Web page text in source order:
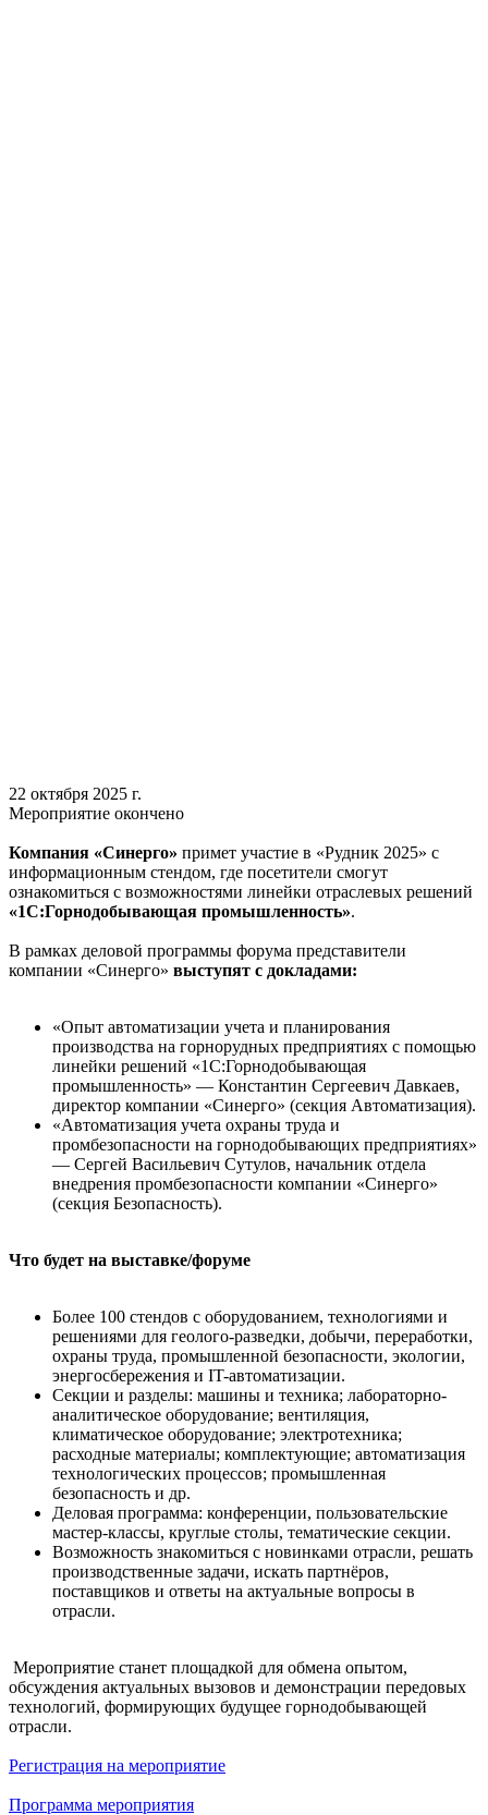
22 октября 2025 г.
Мероприятие окончено
Компания «Синерго» примет участие в «Рудник 2025» с
информационным стендом, где посетители смогут
ознакомиться с возможностями линейки отраслевых решений
«1С:Горнодобывающая промышленность».
В рамках деловой программы форума представители
компании «Синерго» выступят с докладами:
«Опыт автоматизации учета и планирования
производства на горнорудных предприятиях с помощью
линейки решений «1С:Горнодобывающая
промышленность» — Константин Сергеевич Давкаев,
директор компании «Синерго» (секция Автоматизация).
«Автоматизация учета охраны труда и
промбезопасности на горнодобывающих предприятиях»
— Сергей Васильевич Сутулов, начальник отдела
внедрения промбезопасности компании «Синерго»
(секция Безопасность).
Что будет на выставке/форуме
Более 100 стендов с оборудованием, технологиями и
решениями для геолого-разведки, добычи, переработки,
охраны труда, промышленной безопасности, экологии,
энергосбережения и IT-автоматизации.
Секции и разделы: машины и техника; лабораторно-
аналитическое оборудование; вентиляция,
климатическое оборудование; электротехника;
расходные материалы; комплектующие; автоматизация
технологических процессов; промышленная
безопасность и др.
Деловая программа: конференции, пользовательские
мастер-классы, круглые столы, тематические секции.
Возможность знакомиться с новинками отрасли, решать
производственные задачи, искать партнёров,
поставщиков и ответы на актуальные вопросы в
отрасли.
Мероприятие станет площадкой для обмена опытом,
обсуждения актуальных вызовов и демонстрации передовых
технологий, формирующих будущее горнодобывающей
отрасли.
Регистрация на мероприятие
Программа мероприятия